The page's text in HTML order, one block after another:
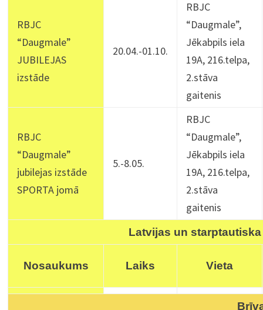
RBJC
“Daugmale”
JUBILEJAS
izstāde
20.04.-01.10.
RBJC
“Daugmale”,
Jēkabpils iela
19A, 216.telpa,
2.stāva
gaitenis
RBJC
“Daugmale”
jubilejas izstāde
SPORTA jomā
5.-8.05.
RBJC
“Daugmale”,
Jēkabpils iela
19A, 216.telpa,
2.stāva
gaitenis
Latvijas un
Nosaukums Laiks Vieta